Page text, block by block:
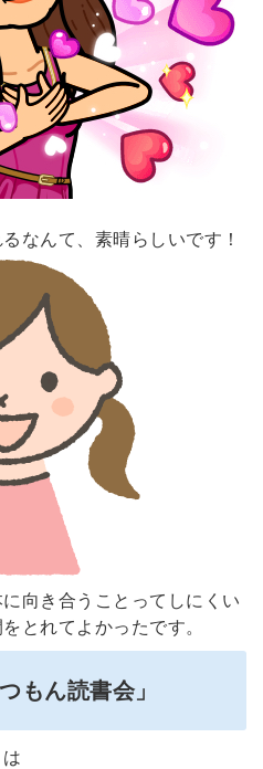
なんて、素晴らしいです！
向き合うことってしにくい
とれてよかったです。
もん読書会」